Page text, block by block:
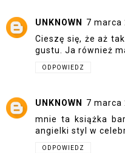
UNKNOWN
7 marca
Cieszę się, że aż
gustu. Ja również
ODPOWIEDZ
UNKNOWN
7 marca
mnie ta książka
angielki styl w
ODPOWIEDZ